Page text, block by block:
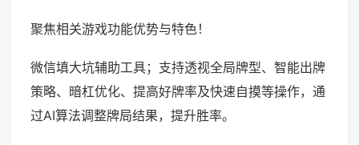
聚焦相关游戏功能优势与特色！
微信填大坑辅助工具；支持透视全局牌型、智能出牌
策略、暗杠优化、提高好牌率及快速自摸等操作，通
过AI算法调整牌局结果，提升胜率。